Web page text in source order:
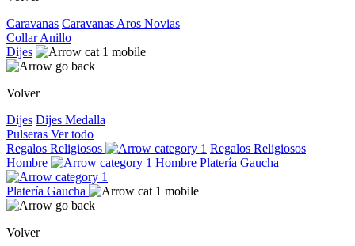
Caravanas Caravanas Aros Novias
CollarAnillo
Dijes
Volver
Dijes Dijes Medalla
Pulseras Ver todo
Regalos Religiosos
Regalos Religiosos
Hombre
Hombre Platería Gaucha
Platería Gaucha
Volver